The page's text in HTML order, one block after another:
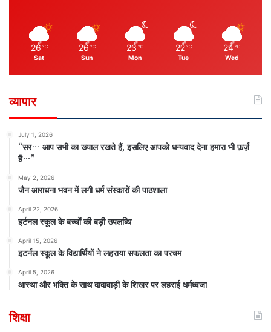
26 ℃
Sat
26 ℃
Sun
23 ℃
Mon
22 ℃
Tue
24 ℃
Wed
व्यापार
July 1, 2026
“सर… आप सभी का ख्याल रखते हैं, इसलिए आपको धन्यवाद देना हमारा भी फ़र्ज़
है…”
May 2, 2026
जैन आराधना भवन में लगी धर्म संस्कारों की पाठशाला
April 22, 2026
इर्टनल स्कूल के बच्चों की बड़ी उपलब्धि
April 15, 2026
इटर्नल स्कूल के विद्यार्थियों ने लहराया सफलता का परचम
April 5, 2026
आस्था और भक्ति के साथ दादावाड़ी के शिखर पर लहराई धर्मध्वजा
शिक्षा